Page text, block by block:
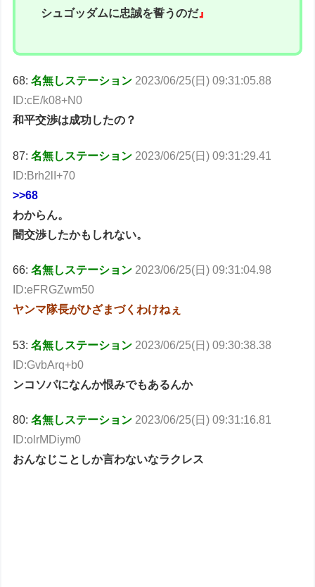
シュゴッダムに忠誠を誓うのだ』
68:名無しステーション 2023/06/25(日) 09:31:05.88
ID:cE/k08+N0
和平交渉は成功したの？
87:名無しステーション 2023/06/25(日) 09:31:29.41
ID:Brh2lI+70
>>68
わからん。
闇交渉したかもしれない。
66:名無しステーション 2023/06/25(日) 09:31:04.98
ID:eFRGZwm50
ヤンマ隊長がひざまづくわけねぇ
53:名無しステーション 2023/06/25(日) 09:30:38.38
ID:GvbArq+b0
ンコソパになんか恨みでもあるんか
80:名無しステーション 2023/06/25(日) 09:31:16.81
ID:olrMDiym0
おんなじことしか言わないなラクレス